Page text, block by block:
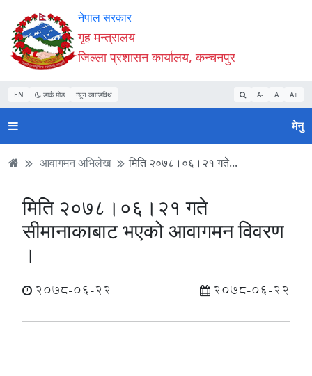
Accessibility
Mode
सुरु
गर्नुहोस्
सामाग्री
पढ्नुहाेस्
नेभिगेसन
पढ्नुहाेस्
वेबसाइट
खोजमा
जानुहोस्
नेपाल सरकार
गृह मन्त्रालय
जिल्ला प्रशासन कार्यालय, कन्चनपुर
EN डार्क मोड न्यून व्यान्डविथ A- A A+
मेनु
आवागमन अभिलेख मिति २०७८।०६।२१ गते...
मिति २०७८।०६।२१ गते
सीमानाकाबाट भएको आवागमन विवरण
।
2078-06-22 2078-06-22